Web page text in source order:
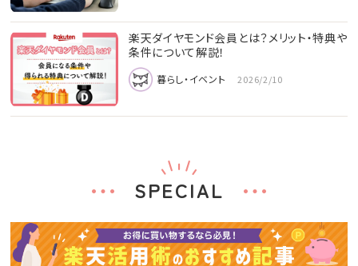
楽天ダイヤモンド会員とは？メリット・特典や
条件について解説！
暮らし・イベント 2026/2/10
SPECIAL